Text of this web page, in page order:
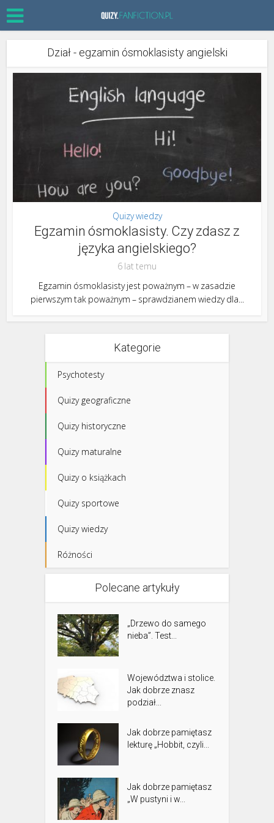
Dział - egzamin ósmoklasisty angielski
Quizy wiedzy
Egzamin ósmoklasisty. Czy zdasz z
języka angielskiego?
6 lat temu
Egzamin ósmoklasisty jest poważnym – w zasadzie
pierwszym tak poważnym – sprawdzianem wiedzy dla...
Kategorie
Psychotesty
Quizy geograficzne
Quizy historyczne
Quizy maturalne
Quizy o książkach
Quizy sportowe
Quizy wiedzy
Różności
Polecane artykuły
„Drzewo do samego
nieba”. Test...
Województwa i stolice.
Jak dobrze znasz
podział...
Jak dobrze pamiętasz
lekturę „Hobbit, czyli...
Jak dobrze pamiętasz
„W pustyni i w...